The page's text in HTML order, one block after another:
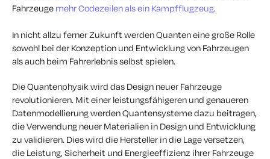
Fahrzeuge mehr Codezeilen als ein Kampfflugzeug.
In nicht allzu ferner Zukunft werden Quanten eine große Rolle
sowohl bei der Konzeption und Entwicklung von Fahrzeugen
als auch beim Fahrerlebnis selbst spielen.
Die Quantenphysik wird das Design neuer Fahrzeuge
revolutionieren. Mit einer leistungsfähigeren und genaueren
Datenmodellierung werden Quantensysteme dazu beitragen,
die Verwendung neuer Materialien in Design und Entwicklung
zu validieren. Dies wird die Hersteller in die Lage versetzen,
die Leistung, Sicherheit und Energieeffizienz ihrer Fahrzeuge